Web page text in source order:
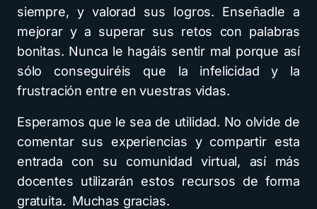
siempre, y valorad sus logros. Enseñadle a
mejorar y a superar sus retos con palabras
bonitas. Nunca le hagáis sentir mal porque así
sólo conseguiréis que la infelicidad y la
frustración entre en vuestras vidas.
Esperamos que le sea de utilidad. No olvide de
comentar sus experiencias y compartir esta
entrada con su comunidad virtual, así más
docentes utilizarán estos recursos de forma
gratuita. Muchas gracias.